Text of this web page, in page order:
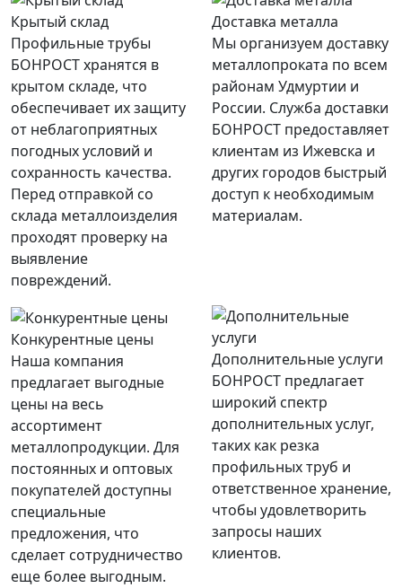
Крытый склад
Профильные трубы
БОНРОСТ хранятся в
крытом складе, что
обеспечивает их защиту
от неблагоприятных
погодных условий и
сохранность качества.
Перед отправкой со
склада металлоизделия
проходят проверку на
выявление
повреждений.
Доставка металла
Мы организуем доставку
металлопроката по всем
районам Удмуртии и
России. Служба доставки
БОНРОСТ предоставляет
клиентам из Ижевска и
других городов быстрый
доступ к необходимым
материалам.
Конкурентные цены
Наша компания
предлагает выгодные
цены на весь
ассортимент
металлопродукции. Для
постоянных и оптовых
покупателей доступны
специальные
предложения, что
сделает сотрудничество
еще более выгодным.
Дополнительные услуги
БОНРОСТ предлагает
широкий спектр
дополнительных услуг,
таких как резка
профильных труб и
ответственное хранение,
чтобы удовлетворить
запросы наших
клиентов.